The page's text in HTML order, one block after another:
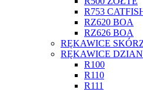
R753
RZ620 BOA
RZ626 BOA
RĘKAWICE
RĘKAWICE
R100
R110
R111